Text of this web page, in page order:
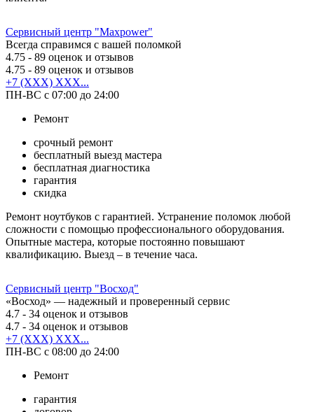
Сервисный центр "Maxpower"
Всегда справимся с вашей поломкой
4.75 - 89 оценок и отзывов
4.75 - 89 оценок и отзывов
+7 (XXX) XXX...
ПН-ВС с 07:00 до 24:00
Ремонт
срочный ремонт
бесплатный выезд мастера
бесплатная диагностика
гарантия
скидка
Ремонт ноутбуков с гарантией. Устранение поломок любой
сложности с помощью профессионального оборудования.
Опытные мастера, которые постоянно повышают
квалификацию. Выезд – в течение часа.
Сервисный центр "Восход"
«Восход» — надежный и проверенный сервис
4.7 - 34 оценок и отзывов
4.7 - 34 оценок и отзывов
+7 (XXX) XXX...
ПН-ВС с 08:00 до 24:00
Ремонт
гарантия